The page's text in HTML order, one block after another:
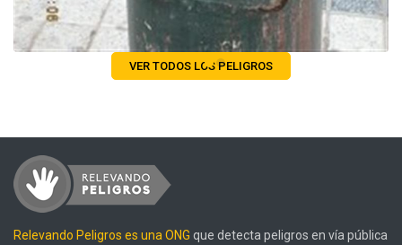
VER TODOS LOS PELIGROS
Relevando Peligros es una ONG que detecta peligros en vía pública